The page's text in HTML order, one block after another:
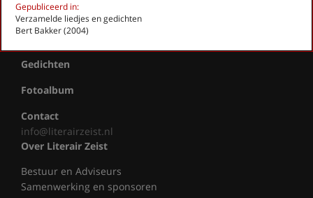
Gepubliceerd in:
Verzamelde liedjes en gedichten
Bert Bakker (2004)
Agenda
Actueel
Gedichten
Fotoalbum
Contact
info@literairzeist.nl
Over Literair Zeist
Bestuur en Adviseurs
Samenwerking en sponsoren